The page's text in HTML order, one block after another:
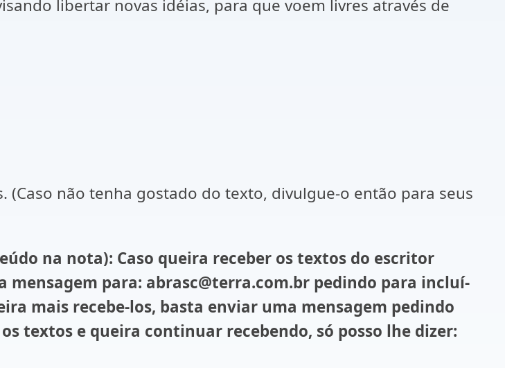
libertar novas idéias, para que voem livres através de
(Caso não tenha gostado do texto, divulgue-o então para seus
na nota): Caso queira receber os textos do escritor
para: abrasc@terra.com.br pedindo para incluí-
mais recebe-los, basta enviar uma mensagem pedindo
textos e queira continuar recebendo, só posso lhe dizer: